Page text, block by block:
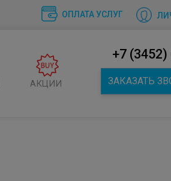
ОПЛАТА УСЛУГ
+7
ЗАКАЗАТЬ
АКЦИИ